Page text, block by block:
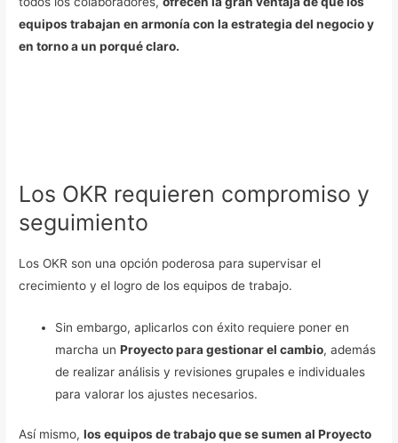
equipos trabajan en armonía con la estrategia del negocio y
en torno a un porqué claro.
Los OKR requieren compromiso y
seguimiento
Los OKR son una opción poderosa para supervisar el
crecimiento y el logro de los equipos de trabajo.
Sin embargo, aplicarlos con éxito requiere poner en
marcha unProyecto para gestionar el cambio, además
de realizar análisis y revisiones grupales e individuales
para valorar los ajustes necesarios.
Así mismo,los equipos de trabajo que se sumen al Proyecto